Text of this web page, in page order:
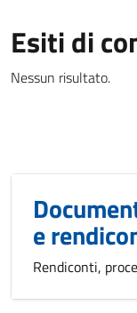
Esiti di
Nessun risultato.
e
Rendiconti,